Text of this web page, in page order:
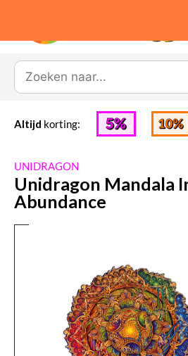
Altijd korting:
UNIDRAGON
Unidragon Mandala
Abundance